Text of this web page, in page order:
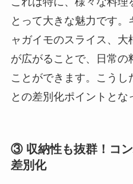
とって大きな魅力です
ャガイモのスライス、
が広がることで、日常の
ことができます。こう
との差別化ポイントとな
③ 収納性も抜群！コ
差別化